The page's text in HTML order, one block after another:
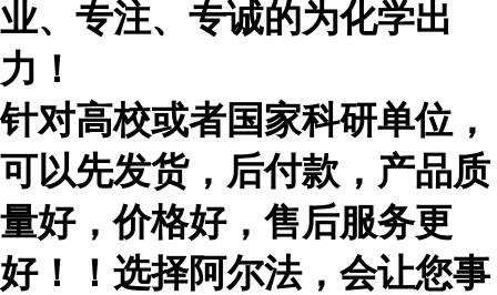
业、专注、专诚的为化学出
力！
针对高校或者国家科研单位，
可以先发货，后付款，产品质
量好，价格好，售后服务更
好！！选择阿尔法，会让您事